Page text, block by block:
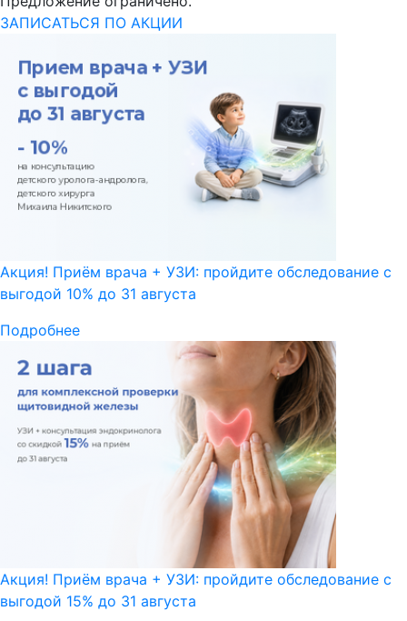
ЗАПИСАТЬСЯ ПО АКЦИИ
Акция! Приём врача + УЗИ: пройдите обследование с
выгодой 10% до 31 августа
Подробнее
Акция! Приём врача + УЗИ: пройдите обследование с
выгодой 15% до 31 августа